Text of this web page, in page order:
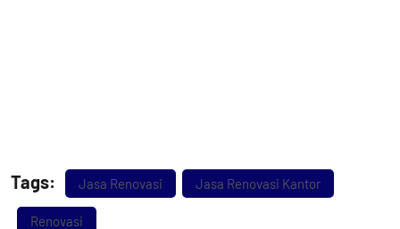
Tags: Jasa Renovasi Jasa Renovasi Kantor
Renovasi